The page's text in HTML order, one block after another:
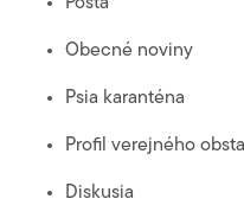
Obecné noviny
Psia karanténa
Profil verejného
Diskusia